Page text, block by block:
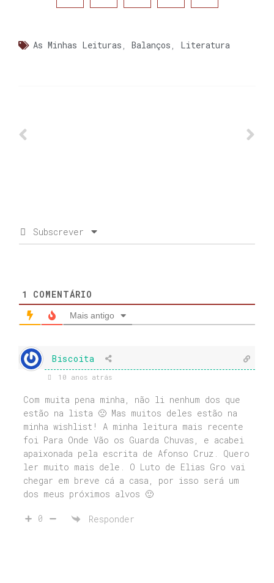
As Minhas Leituras , Balanços , Literatura
Subscrever
1 COMENTÁRIO
Mais antigo
Biscoita
10 anos atrás
Com muita pena minha, não li nenhum dos que
estão na lista 🙁 Mas muitos deles estão na
minha wishlist! A minha leitura mais recente
foi Para Onde Vão os Guarda Chuvas, e acabei
apaixonada pela escrita de Afonso Cruz. Quero
ler muito mais dele. O Luto de Elias Gro vai
chegar em breve cá a casa, por isso será um
dos meus próximos alvos 🙂
0 Responder